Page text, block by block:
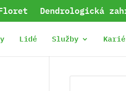
Dendrologická
Lidé Služby